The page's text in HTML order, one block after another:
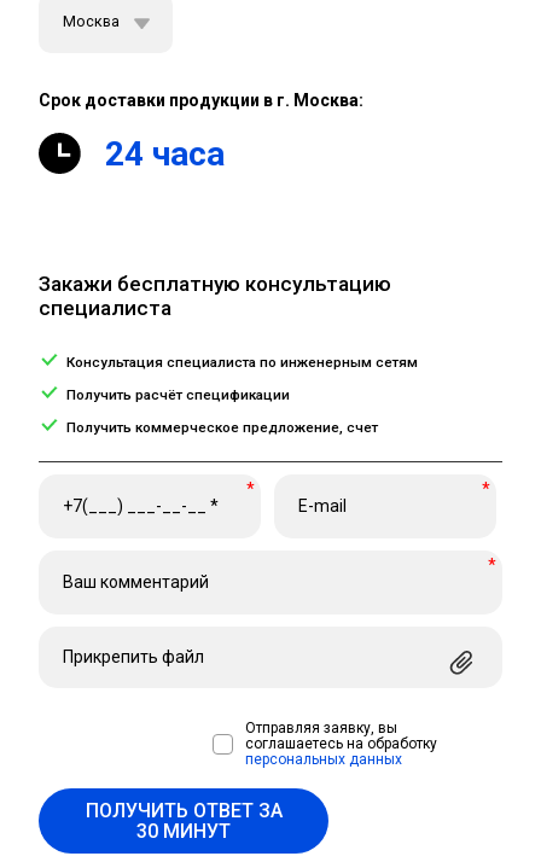
Москва
Срок доставки продукции в г. Москва:
24 часа
Закажи бесплатную консультацию
специалиста
Консультация специалиста по инженерным сетям
Получить расчёт спецификации
Получить коммерческое предложение, счет
* *
*
Прикрепить файл
Отправляя заявку, вы
соглашаетесь на обработку
персональных данных
ПОЛУЧИТЬ ОТВЕТ ЗА
30 МИНУТ